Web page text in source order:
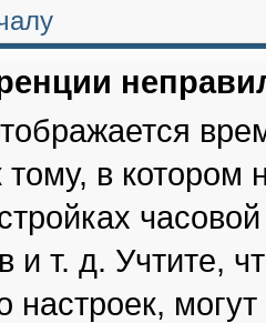
тому, в
и т. д. Учтите,
настроек,